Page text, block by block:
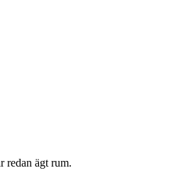
redan ägt rum.